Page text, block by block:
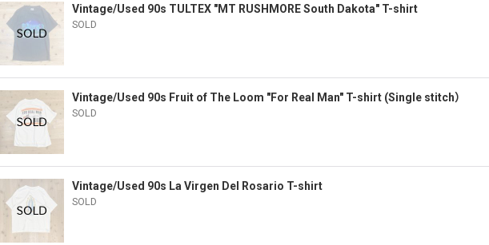
Vintage/Used 90s TULTEX "MT RUSHMORE South Dakota" T-shirt
SOLD
Vintage/Used 90s Fruit of The Loom "For Real Man" T-shirt (Single stitch）
SOLD
Vintage/Used 90s La Virgen Del Rosario T-shirt
SOLD